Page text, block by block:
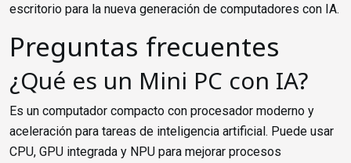
escritorio para la nueva generación de computadores con IA.
Preguntas frecuentes
¿Qué es un Mini PC con IA?
Es un computador compacto con procesador moderno y
aceleración para tareas de inteligencia artificial. Puede usar
CPU, GPU integrada y NPU para mejorar procesos